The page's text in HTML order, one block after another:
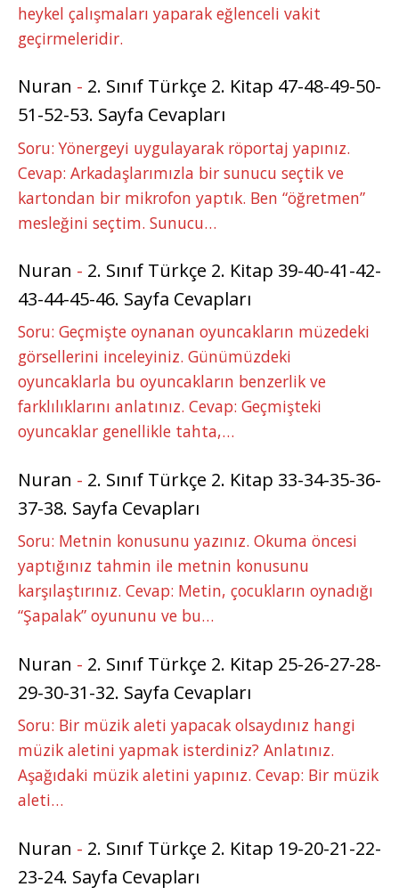
heykel çalışmaları yaparak eğlenceli vakit
geçirmeleridir.
Nuran - 2. Sınıf Türkçe 2. Kitap 47-48-49-50-
51-52-53. Sayfa Cevapları
Soru: Yönergeyi uygulayarak röportaj yapınız.
Cevap: Arkadaşlarımızla bir sunucu seçtik ve
kartondan bir mikrofon yaptık. Ben “öğretmen”
mesleğini seçtim. Sunucu…
Nuran - 2. Sınıf Türkçe 2. Kitap 39-40-41-42-
43-44-45-46. Sayfa Cevapları
Soru: Geçmişte oynanan oyuncakların müzedeki
görsellerini inceleyiniz. Günümüzdeki
oyuncaklarla bu oyuncakların benzerlik ve
farklılıklarını anlatınız. Cevap: Geçmişteki
oyuncaklar genellikle tahta,…
Nuran - 2. Sınıf Türkçe 2. Kitap 33-34-35-36-
37-38. Sayfa Cevapları
Soru: Metnin konusunu yazınız. Okuma öncesi
yaptığınız tahmin ile metnin konusunu
karşılaştırınız. Cevap: Metin, çocukların oynadığı
“Şapalak” oyununu ve bu…
Nuran - 2. Sınıf Türkçe 2. Kitap 25-26-27-28-
29-30-31-32. Sayfa Cevapları
Soru: Bir müzik aleti yapacak olsaydınız hangi
müzik aletini yapmak isterdiniz? Anlatınız.
Aşağıdaki müzik aletini yapınız. Cevap: Bir müzik
aleti…
Nuran - 2. Sınıf Türkçe 2. Kitap 19-20-21-22-
23-24. Sayfa Cevapları